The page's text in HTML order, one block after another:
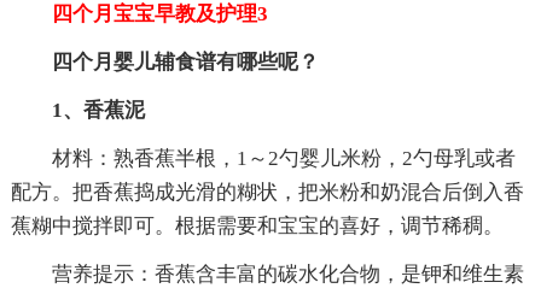
四个月宝宝早教及护理3
四个月婴儿辅食谱有哪些呢？
1、香蕉泥
材料：熟香蕉半根，1～2勺婴儿米粉，2勺母乳或者
配方。把香蕉捣成光滑的糊状，把米粉和奶混合后倒入香
蕉糊中搅拌即可。根据需要和宝宝的喜好，调节稀稠。
营养提示：香蕉含丰富的碳水化合物，是钾和维生素